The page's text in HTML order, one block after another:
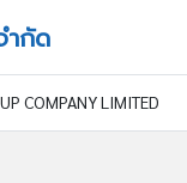
ำกัด
COMPANY LIMITED